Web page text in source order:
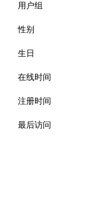
用户组
性别
生日
在线时间
注册时间
最后访问